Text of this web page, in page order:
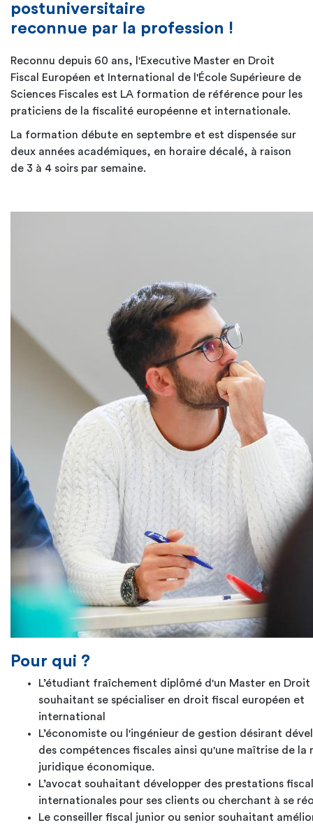
postuniversitaire
reconnue par la profession !
Reconnu depuis 60 ans, l'Executive Master en Droit
Fiscal Européen et International de l'École Supérieure de
Sciences Fiscales est LA formation de référence pour les
praticiens de la fiscalité européenne et internationale.
La formation débute en septembre et est dispensée sur
deux années académiques, en horaire décalé, à raison
de 3 à 4 soirs par semaine.
Pour qui ?
L’étudiant fraîchement diplômé d'un Master en Droit
souhaitant se spécialiser en droit fiscal européen et
international
L’économiste ou l'ingénieur de gestion désirant
des compétences fiscales ainsi qu'une maîtrise de la
juridique économique.
L’avocat souhaitant développer des prestations
internationales pour ses clients ou cherchant à se
Le conseiller fiscal junior ou senior souhaitant